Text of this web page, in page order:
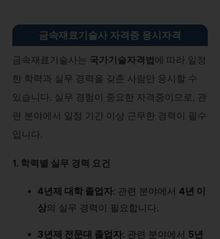
금속재료기술사 자격증 응시자격
금속재료기술사는 국가기술자격법에 따라 일정
한 학력과 실무 경력을 갖춘 사람만 응시할 수
있습니다. 실무 경험이 중요한 자격증이므로, 관
련 분야에서 일정 기간 이상 근무한 경력이 필수
입니다.
1. 학력별 실무 경력 요건
4년제 대학 졸업자: 관련 분야에서 4년 이
상의 실무 경력이 필요합니다.
3년제 전문대 졸업자: 관련 분야에서 5년